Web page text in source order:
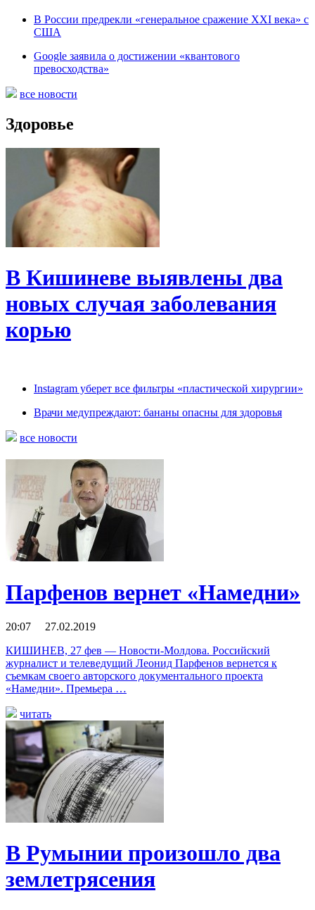
В России предрекли «генеральное сражение XXI века» с
США
Google заявила о достижении «квантового
превосходства»
все новости
Здоровье
В Кишиневе выявлены два
новых случая заболевания
корью
Instagram уберет все фильтры «пластической хирургии»
Врачи медупреждают: бананы опасны для здоровья
все новости
Парфенов вернет «Намедни»
20:07 27.02.2019
КИШИНЕВ, 27 фев — Новости-Молдова. Российский
журналист и телеведущий Леонид Парфенов вернется к
съемкам своего авторского документального проекта
«Намедни». Премьера …
читать
В Румынии произошло два
землетрясения